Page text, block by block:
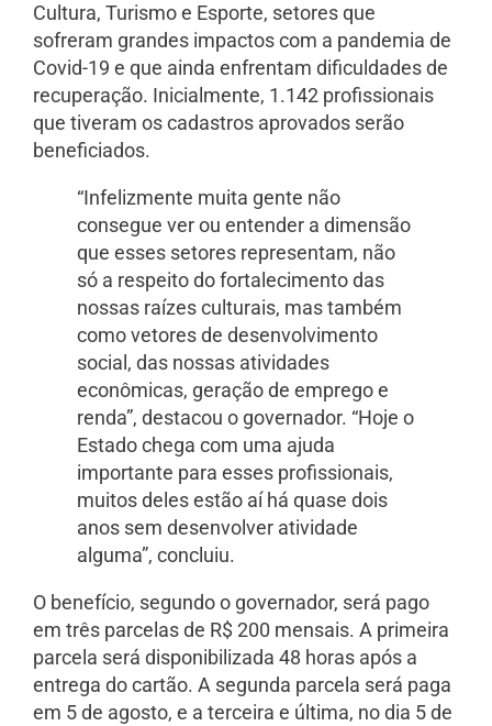
Cultura, Turismo e Esporte, setores que
sofreram grandes impactos com a pandemia de
Covid-19 e que ainda enfrentam dificuldades de
recuperação. Inicialmente, 1.142 profissionais
que tiveram os cadastros aprovados serão
beneficiados.
“Infelizmente muita gente não
consegue ver ou entender a dimensão
que esses setores representam, não
só a respeito do fortalecimento das
nossas raízes culturais, mas também
como vetores de desenvolvimento
social, das nossas atividades
econômicas, geração de emprego e
renda”, destacou o governador. “Hoje o
Estado chega com uma ajuda
importante para esses profissionais,
muitos deles estão aí há quase dois
anos sem desenvolver atividade
alguma”, concluiu.
O benefício, segundo o governador, será pago
em três parcelas de R$ 200 mensais. A primeira
parcela será disponibilizada 48 horas após a
entrega do cartão. A segunda parcela será paga
em 5 de agosto, e a terceira e última, no dia 5 de